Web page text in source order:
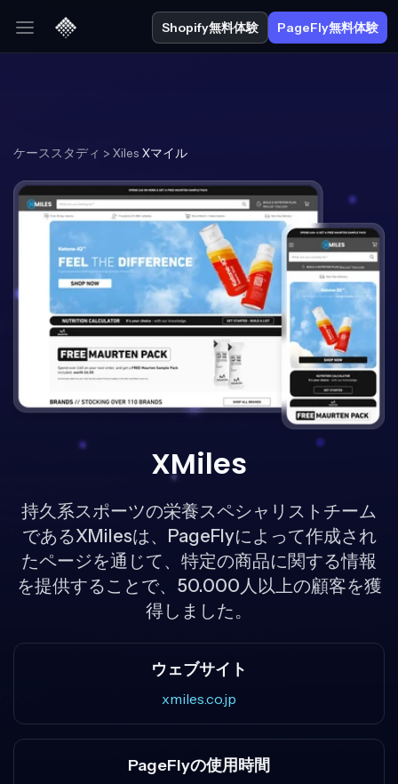
Shopify無料体験 PageFly無料体験
ケーススタディ > Xiles Xマイル
XMiles
持久系スポーツの栄養スペシャリストチーム
であるXMilesは、PageFlyによって作成され
たページを通じて、特定の商品に関する情報
を提供することで、50.000人以上の顧客を獲
得しました。
ウェブサイト
xmiles.co.jp
PageFlyの使用時間